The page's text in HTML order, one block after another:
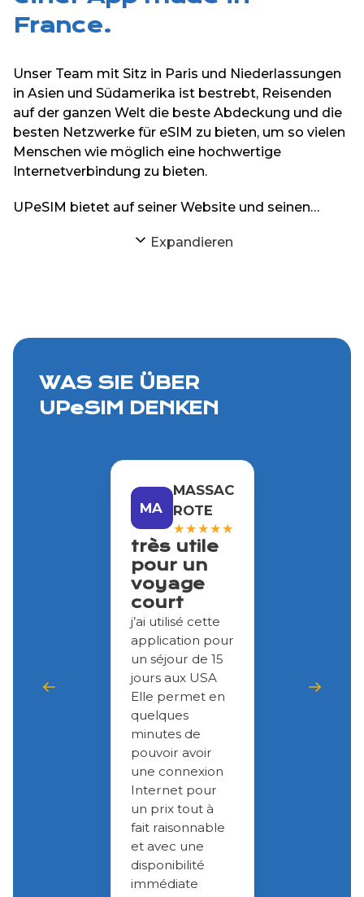
France.
Unser Team mit Sitz in Paris und Niederlassungen
in Asien und Südamerika ist bestrebt, Reisenden
auf der ganzen Welt die beste Abdeckung und die
besten Netzwerke für eSIM zu bieten, um so vielen
Menschen wie möglich eine hochwertige
Internetverbindung zu bieten.
UPeSIM bietet auf seiner Website und seinen
mehr als 200 Reiseziele auf der ganzen Welt an.
Expandieren
WAS SIE ÜBER
UPeSIM DENKEN
MA
MASSAC
ROTE
★★★★★
très utile
pour un
voyage
court
j’ai utilisé cette
application pour
un séjour de 15
jours aux USA
Elle permet en
quelques
minutes de
pouvoir avoir
une connexion
Internet pour
un prix tout à
fait raisonnable
et avec une
disponibilité
immédiate